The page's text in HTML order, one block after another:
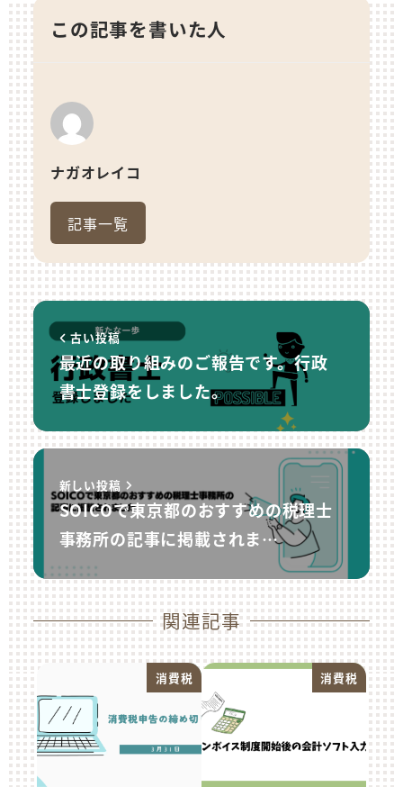
この記事を書いた人
ナガオレイコ
記事一覧
古い投稿
最近の取り組みのご報告です。行政
書士登録をしました。
新しい投稿
SOICOで東京都のおすすめの税理士
事務所の記事に掲載されま…
関連記事
消費税 消費税